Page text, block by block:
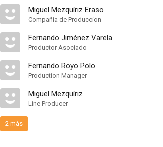
Miguel Mezquíriz Eraso
Compañía de Produccion
Fernando Jiménez Varela
Productor Asociado
Fernando Royo Polo
Production Manager
Miguel Mezquíriz
Line Producer
2 más